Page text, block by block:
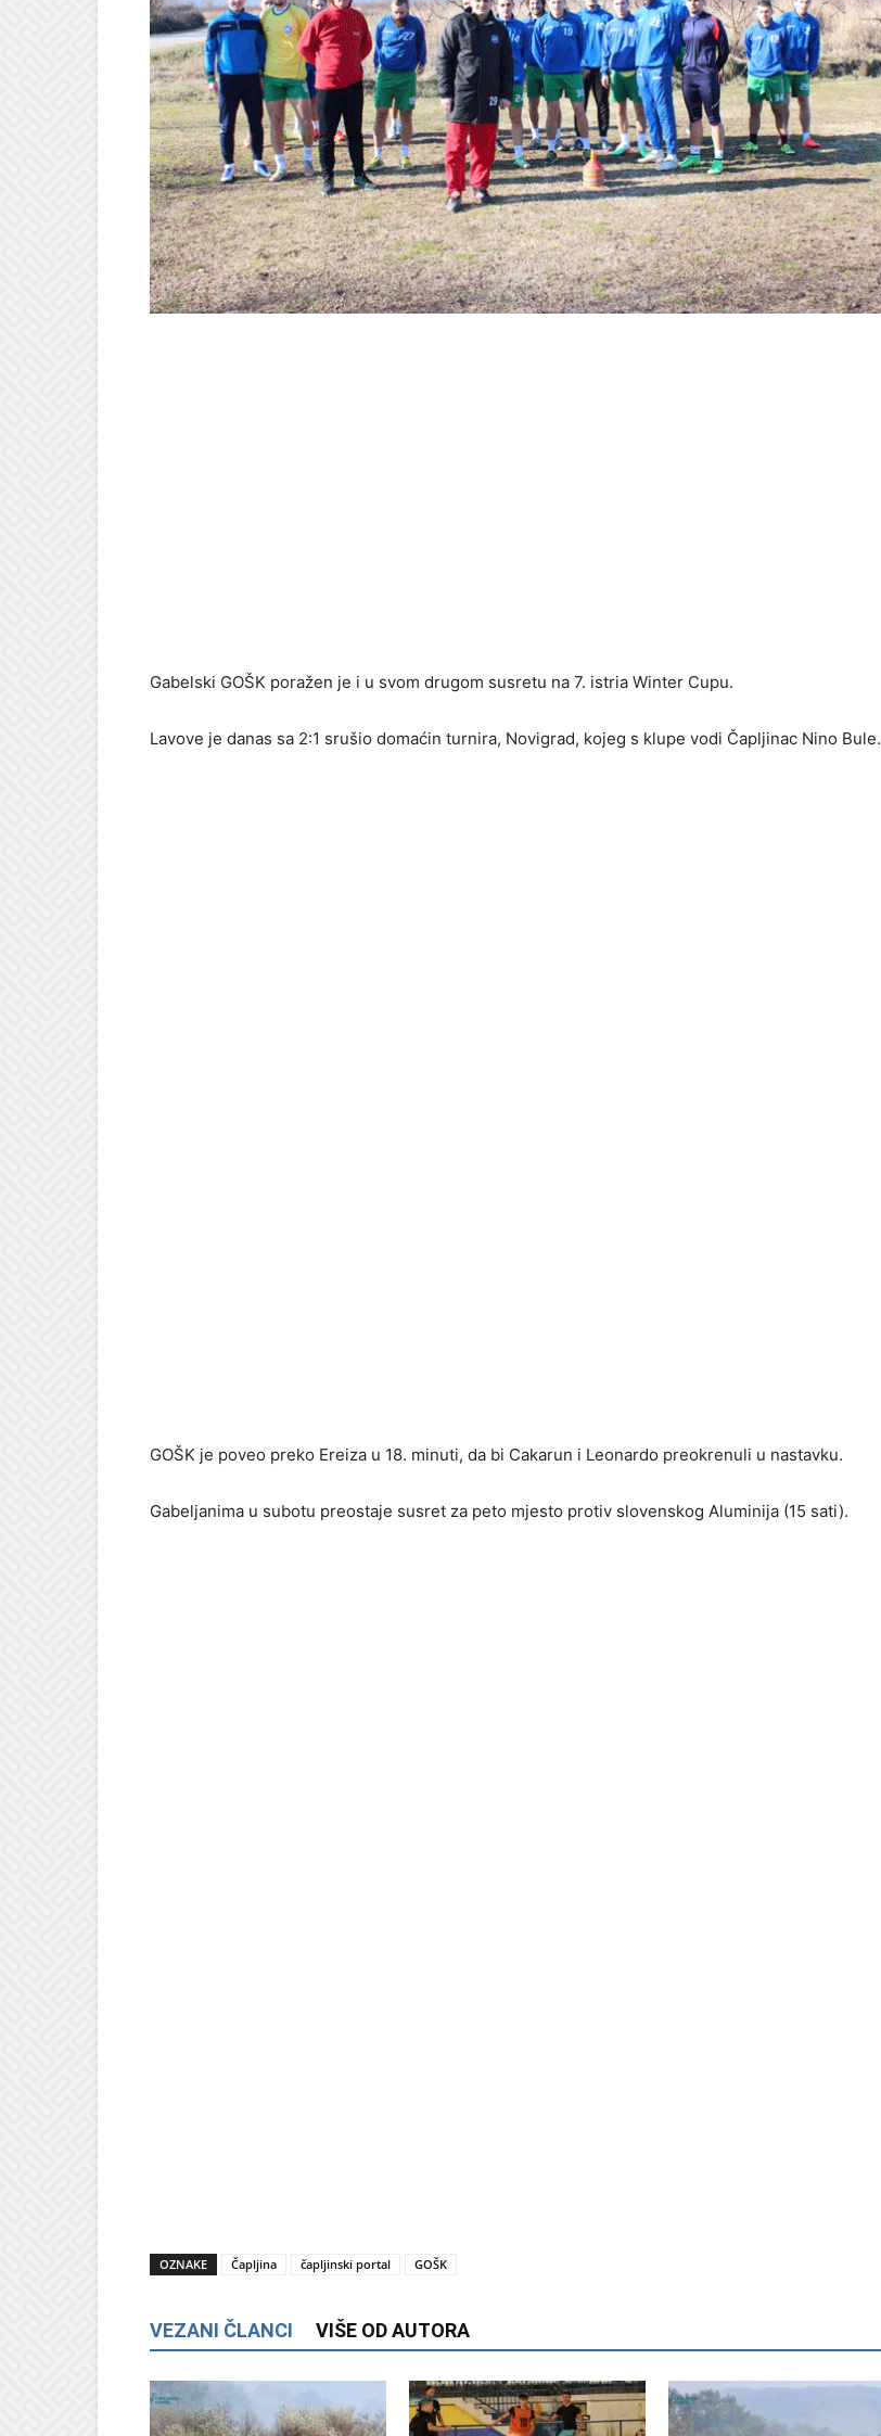
Gabelski GOŠK poražen je i u svom drugom susretu na 7. istria Winter Cupu.
Lavove je danas sa 2:1 srušio domaćin turnira, Novigrad, kojeg s klupe vodi Čapljinac Nino Bule.
GOŠK je poveo preko Ereiza u 18. minuti, da bi Cakarun i Leonardo preokrenuli u nastavku.
Gabeljanima u subotu preostaje susret za peto mjesto protiv slovenskog Aluminija (15 sati).
OZNAKE Čapljina čapljinski portal GOŠK
VEZANI ČLANCI VIŠE OD AUTORA